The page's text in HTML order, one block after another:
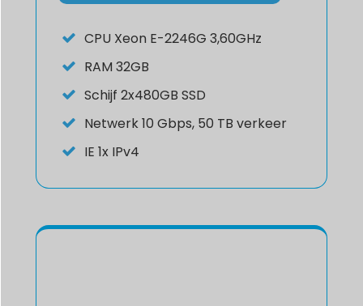
CPU Xeon E-2246G 3,60GHz
RAM 32GB
Schijf 2x480GB SSD
Netwerk10 Gbps, 50 TB verkeer
IE 1x IPv4